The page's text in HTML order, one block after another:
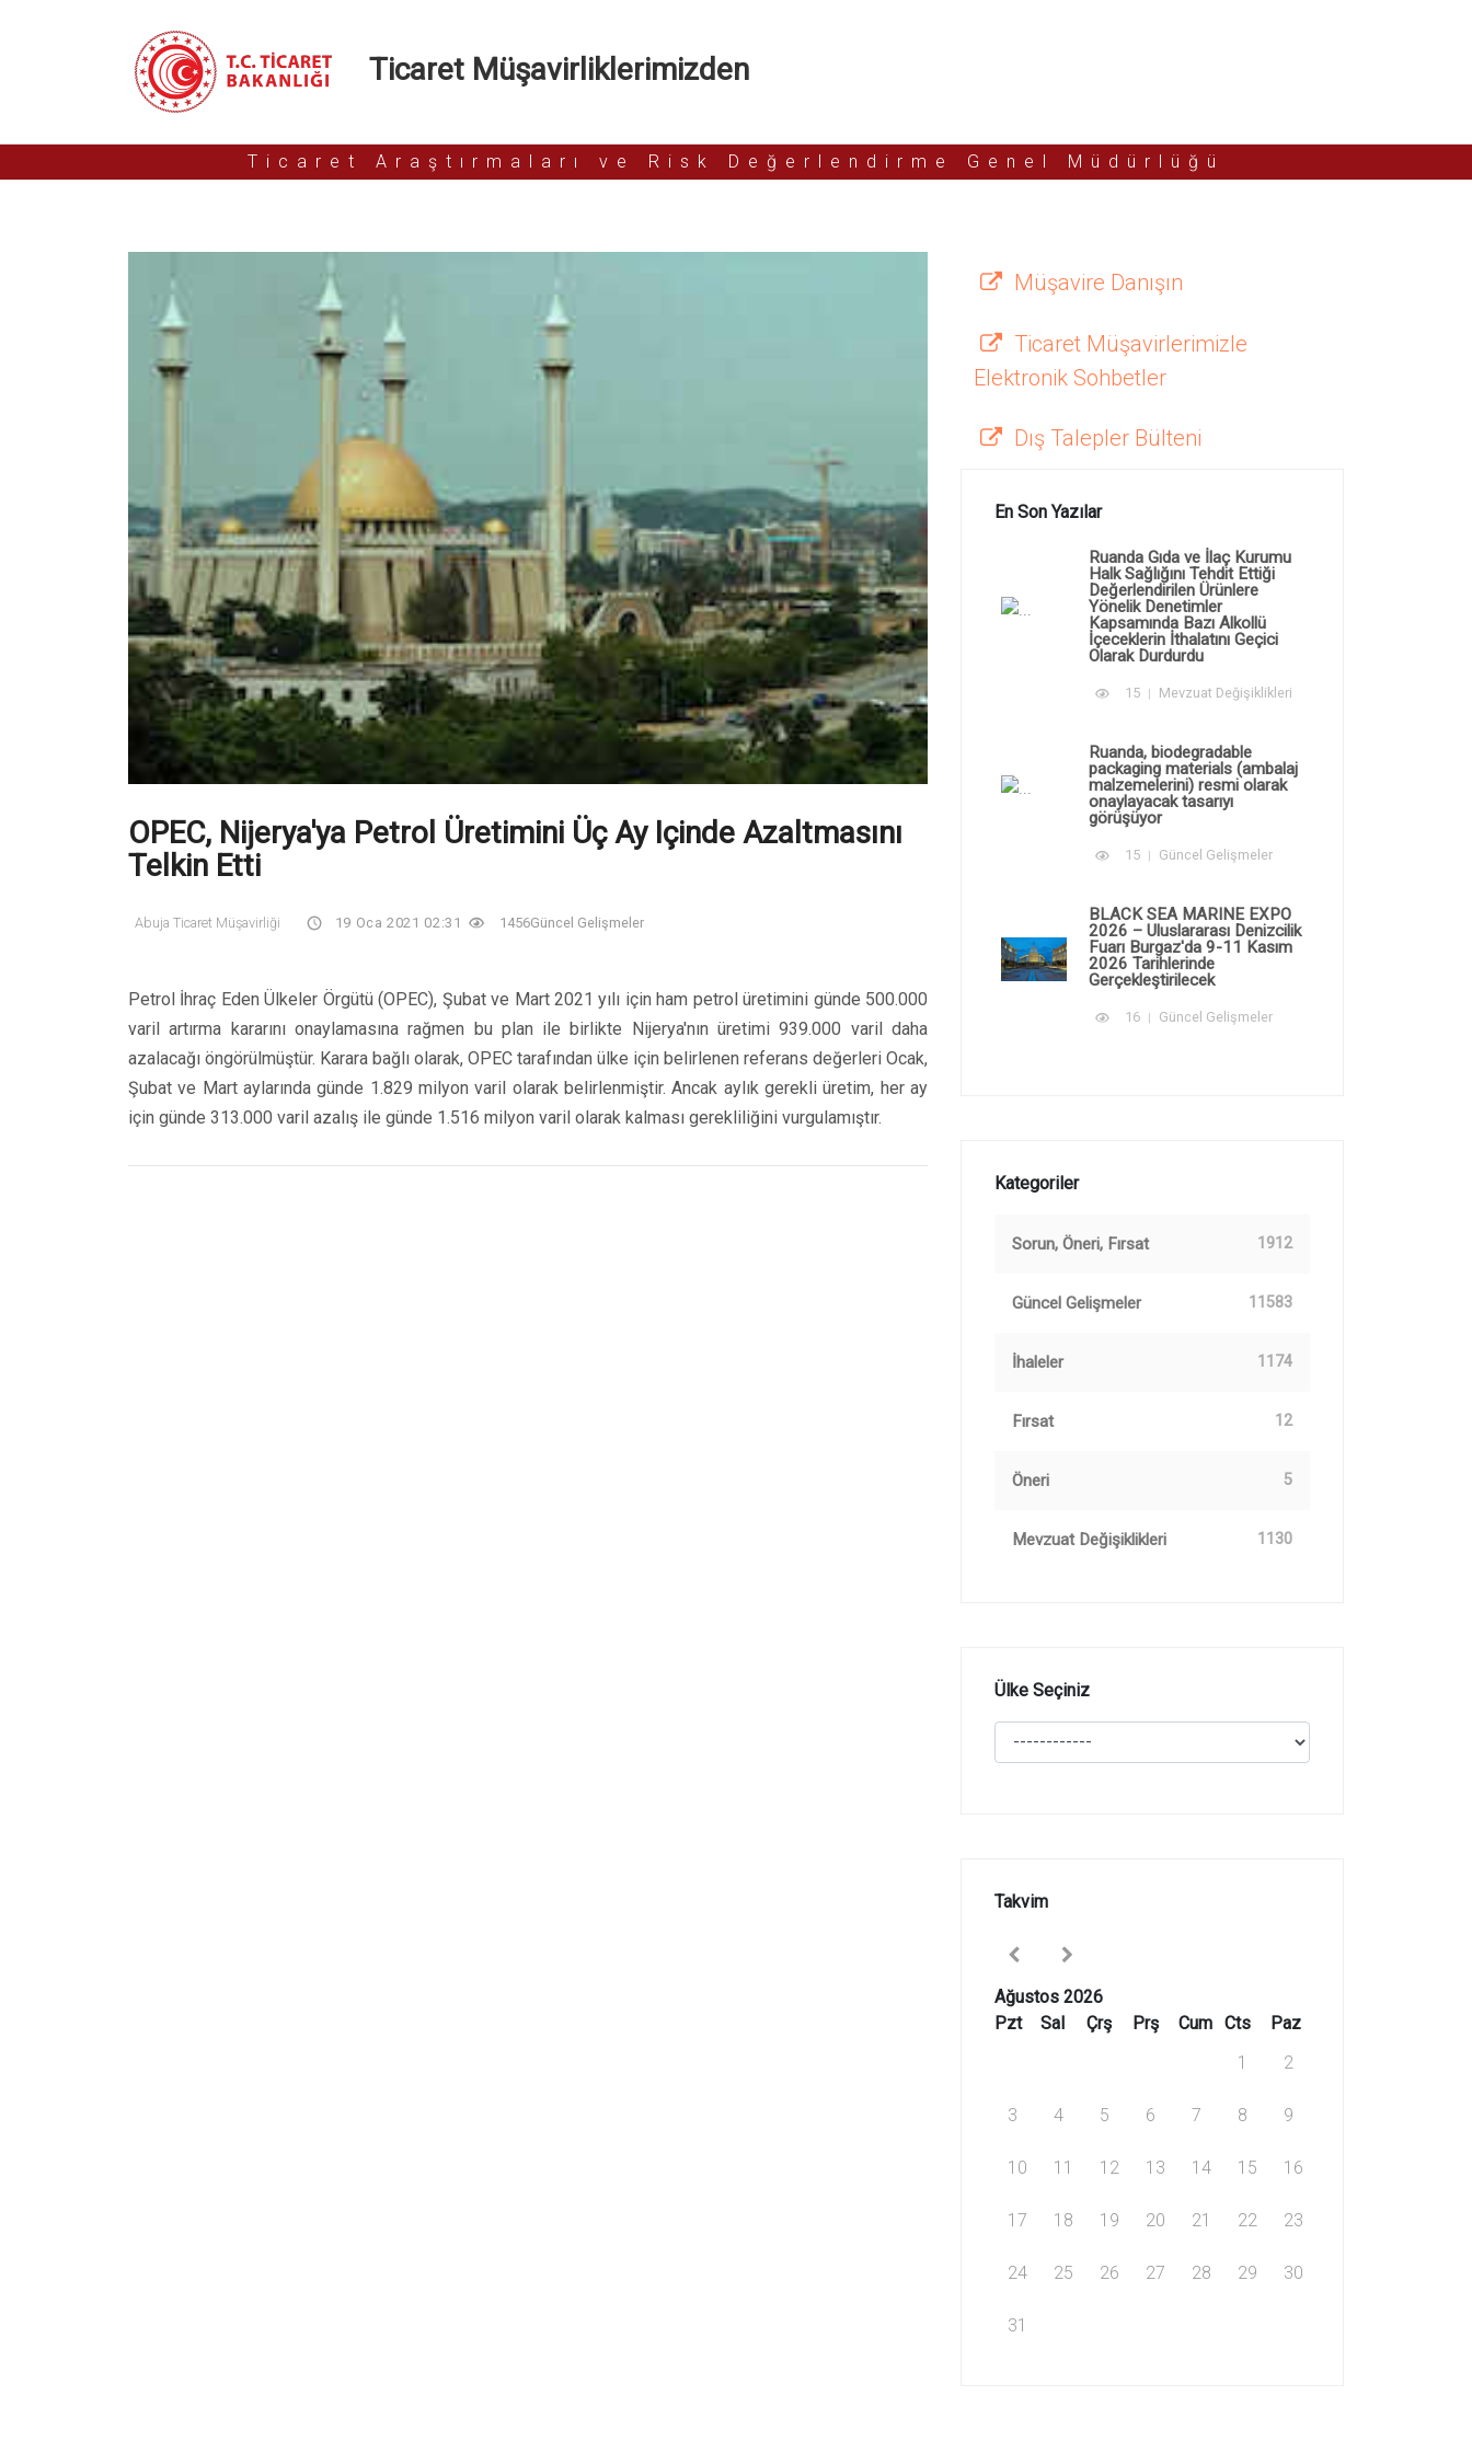
Ticaret Müşavirliklerimizden
Ticaret Araştırmaları ve Risk Değerlendirme Genel Müdürlüğü
OPEC, Nijerya'ya Petrol Üretimini Üç Ay Içinde Azaltmasını
Telkin Etti
Abuja Ticaret Müşavirliği 19 Oca 2021 02:31 1456Güncel Gelişmeler
Petrol İhraç Eden Ülkeler Örgütü (OPEC), Şubat ve Mart 2021 yılı için ham petrol üretimini günde 500.000
varil artırma kararını onaylamasına rağmen bu plan ile birlikte Nijerya'nın üretimi 939.000 varil daha
azalacağı öngörülmüştür. Karara bağlı olarak, OPEC tarafından ülke için belirlenen referans değerleri Ocak,
Şubat ve Mart aylarında günde 1.829 milyon varil olarak belirlenmiştir. Ancak aylık gerekli üretim, her ay
için günde 313.000 varil azalış ile günde 1.516 milyon varil olarak kalması gerekliliğini vurgulamıştır.
Müşavire Danışın
Ticaret Müşavirlerimizle
Elektronik Sohbetler
Dış Talepler Bülteni
En Son Yazılar
Ruanda Gıda ve İlaç Kurumu
Halk Sağlığını Tehdit Ettiği
Değerlendirilen Ürünlere
Yönelik Denetimler
Kapsamında Bazı Alkollü
İçeceklerin İthalatını Geçici
Olarak Durdurdu
15 Mevzuat Değişiklikleri
Ruanda, biodegradable
packaging materials (ambalaj
malzemelerini) resmi olarak
onaylayacak tasarıyı
görüşüyor
15 Güncel Gelişmeler
BLACK SEA MARINE EXPO
2026 – Uluslararası Denizcilik
Fuarı Burgaz'da 9-11 Kasım
2026 Tarihlerinde
Gerçekleştirilecek
16 Güncel Gelişmeler
Kategoriler
Sorun, Öneri, Fırsat 1912
Güncel Gelişmeler 11583
İhaleler 1174
Fırsat 12
Öneri 5
Mevzuat Değişiklikleri 1130
Ülke Seçiniz
Takvim
Ağustos 2026
Pzt
Sal Çrş Prş Cum Cts
Paz
1
2
3 4 5 6 7 8 9
10 11 12 13 14 15 16
17 18 19 20 21 22 23
24 25 26 27 28 29 30
31